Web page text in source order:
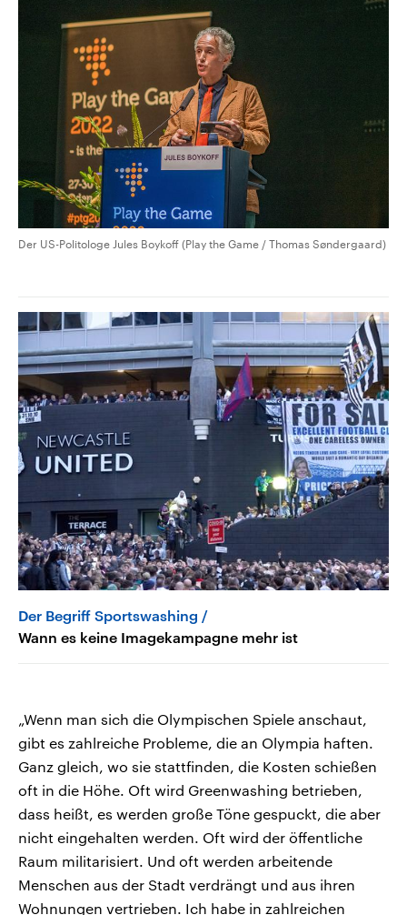
Der US-Politologe Jules Boykoff (Play the Game / Thomas Søndergaard)
Der Begriff Sportswashing
Wann es keine Imagekampagne mehr ist
„Wenn man sich die Olympischen Spiele anschaut,
gibt es zahlreiche Probleme, die an Olympia haften.
Ganz gleich, wo sie stattfinden, die Kosten schießen
oft in die Höhe. Oft wird Greenwashing betrieben,
dass heißt, es werden große Töne gespuckt, die aber
nicht eingehalten werden. Oft wird der öffentliche
Raum militarisiert. Und oft werden arbeitende
Menschen aus der Stadt verdrängt und aus ihren
Wohnungen vertrieben. Ich habe in zahlreichen